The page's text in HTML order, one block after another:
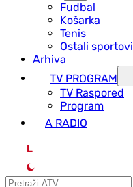
Fudbal
Košarka
Tenis
Ostali sportovi
Arhiva
TV PROGRAM
ТV Raspored
Program
A RADIO
L